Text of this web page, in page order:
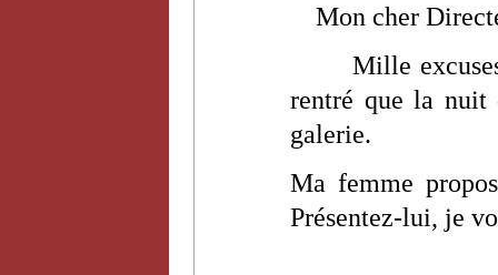
Mon cher
Mille
rentré que la nuit
galerie.
Ma femme
Présentez-lui, je